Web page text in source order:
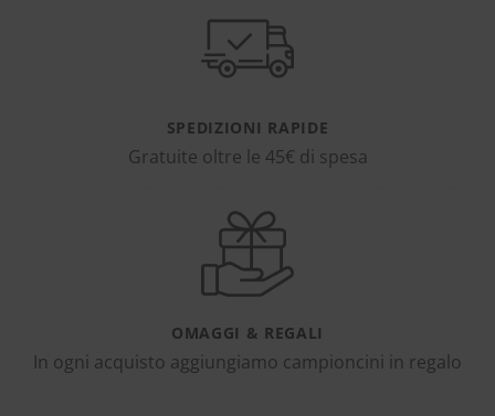
SPEDIZIONI RAPIDE
Gratuite oltre le 45€ di spesa
OMAGGI & REGALI
In ogni acquisto aggiungiamo campioncini in regalo